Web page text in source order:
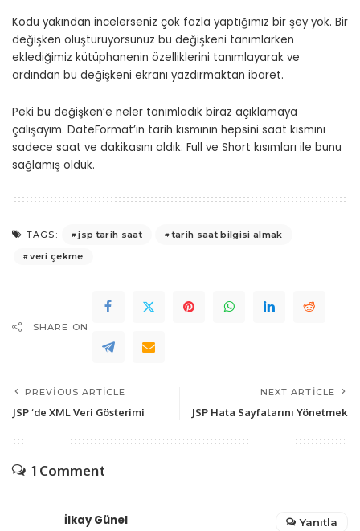
Kodu yakından incelerseniz çok fazla yaptığımız bir şey yok. Bir
değişken oluşturuyorsunuz bu değişkeni tanımlarken
eklediğimiz kütüphanenin özelliklerini tanımlayarak ve
ardından bu değişkeni ekranı yazdırmaktan ibaret.
Peki bu değişken’e neler tanımladık biraz açıklamaya
çalışayım. DateFormat’ın tarih kısmının hepsini saat kısmını
sadece saat ve dakikasını aldık. Full ve Short kısımları ile bunu
sağlamış olduk.
TAGS: jsp tarih saat
tarih saat bilgisi almak
veri çekme
SHARE ON
PREVIOUS ARTICLE
JSP ‘de XML Veri Gösterimi
NEXT ARTICLE
JSP Hata Sayfalarını Yönetmek
1 Comment
İlkay Günel Yanıtla